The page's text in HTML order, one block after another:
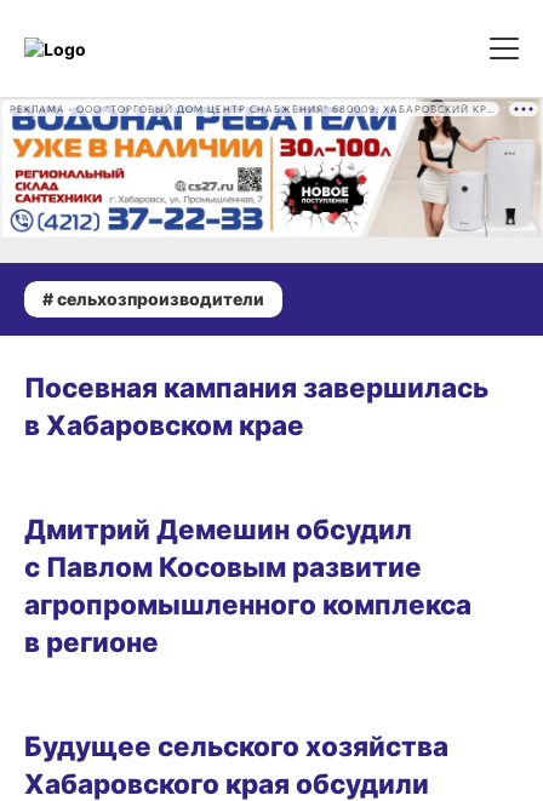
# сельхозпроизводители
Посевная кампания завершилась
в Хабаровском крае
Дмитрий Демешин обсудил
с Павлом Косовым развитие
агропромышленного комплекса
в регионе
Будущее сельского хозяйства
Хабаровского края обсудили